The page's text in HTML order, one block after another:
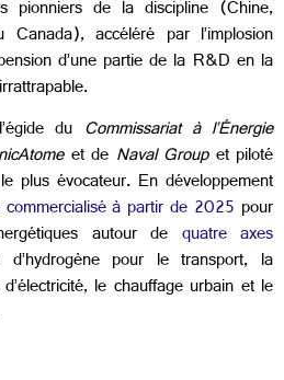
pionniers de la discipline (Chine,
accéléré par l’implosion
d’une partie de la R&D en la
du Commissariat à l’Énergie
et de Naval Groupet piloté
plus évocateur. En développement
à partir de 2025 pour
autour de quatre axes
pour le transport, la
le chauffage urbain et le